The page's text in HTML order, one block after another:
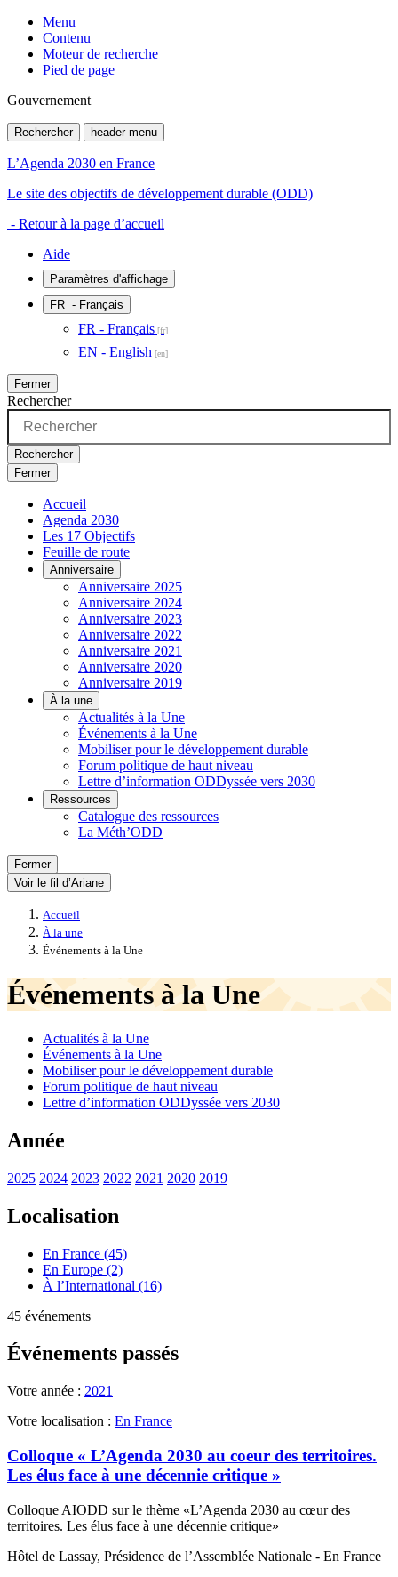
Menu
Contenu
Moteur de recherche
Pied de page
Gouvernement
Rechercher header menu
L’Agenda 2030 en France
Le site des objectifs de développement durable (ODD)
- Retour à la page d’accueil
Aide
Paramètres d'affichage
FR - Français
FR - Français
EN - English
Fermer
Rechercher
Rechercher
Fermer
Accueil
Agenda 2030
Les 17 Objectifs
Feuille de route
Anniversaire
Anniversaire 2025
Anniversaire 2024
Anniversaire 2023
Anniversaire 2022
Anniversaire 2021
Anniversaire 2020
Anniversaire 2019
À la une
Actualités à la Une
Événements à la Une
Mobiliser pour le développement durable
Forum politique de haut niveau
Lettre d’information ODDyssée vers 2030
Ressources
Catalogue des ressources
La Méth’ODD
Fermer
Voir le fil d’Ariane
Accueil
À la une
Événements à la Une
Événements à la Une
Actualités à la Une
Événements à la Une
Mobiliser pour le développement durable
Forum politique de haut niveau
Lettre d’information ODDyssée vers 2030
Année
2025 2024 2023 2022 2021 2020 2019
Localisation
En France (45)
En Europe (2)
À l’International (16)
45 événements
Événements passés
Votre année : 2021
Votre localisation : En France
Colloque « L’Agenda 2030 au coeur des territoires.
Les élus face à une décennie critique »
Colloque AIODD sur le thème «L’Agenda 2030 au cœur des
territoires. Les élus face à une décennie critique»
Hôtel de Lassay, Présidence de l’Assemblée Nationale - En France